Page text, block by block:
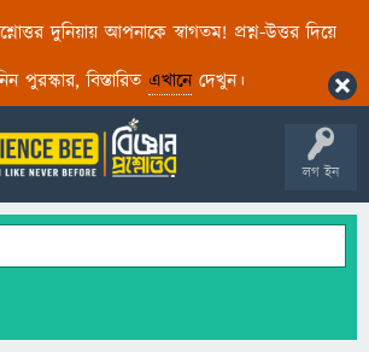
দুনিয়ায় আপনাকে স্বাগতম! প্রশ্ন-উত্তর দিয়ে
পুরস্কার, বিস্তারিত এখানেদেখুন।
লগ ইন